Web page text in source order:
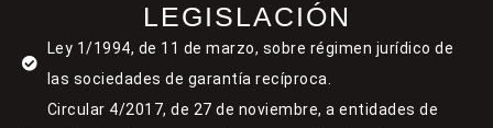
LEGISLACIÓN
Ley 1/1994, de 11 de marzo, sobre régimen jurídico de
las sociedades de garantía recíproca.
Circular 4/2017, de 27 de noviembre, a entidades de